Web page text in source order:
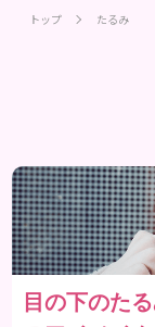
トップ たるみ
目の下のた